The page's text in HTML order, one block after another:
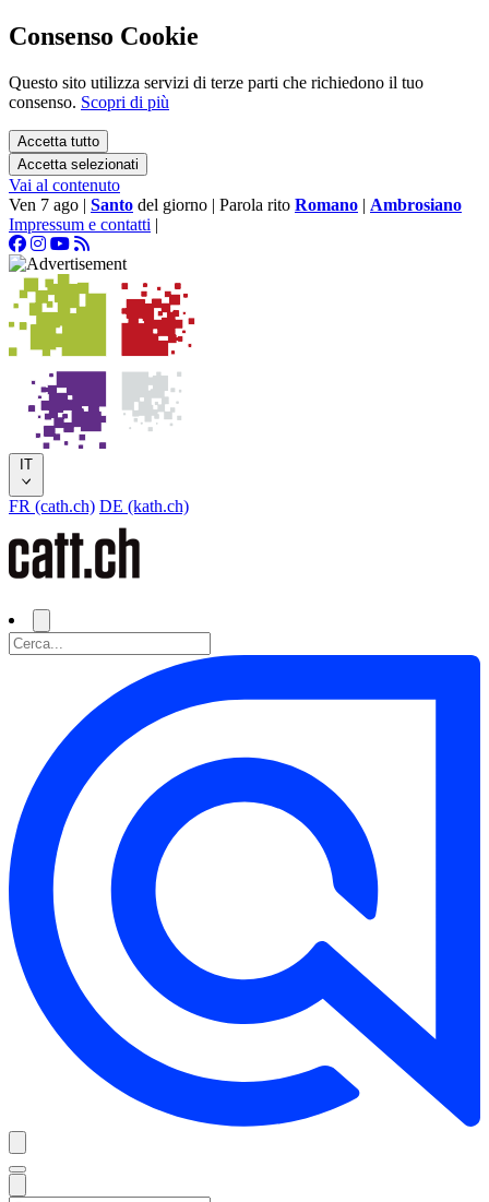
Consenso Cookie
Questo sito utilizza servizi di terze parti che richiedono il tuo
consenso. Scopri di più
Accetta tutto
Accetta selezionati
Vai al contenuto
Ven 7 ago | Santo del giorno | Parola rito Romano | Ambrosiano
Impressum e contatti |
IT
FR (cath.ch) DE (kath.ch)